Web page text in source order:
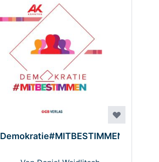
Demokratie#MITBESTIMMEN